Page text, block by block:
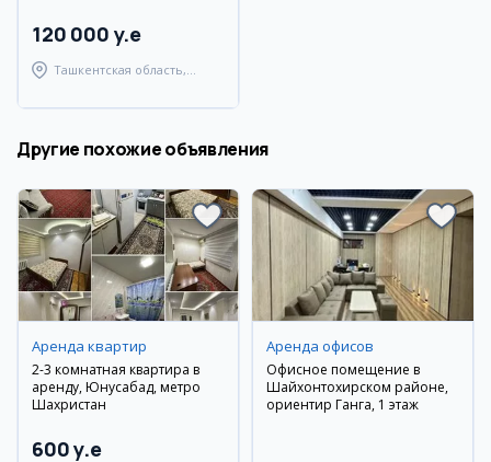
120 000 y.e
Ташкентская область,
Другие похожие объявления
Аренда квартир
2-3 комнатная квартира в
аренду, Юнусабад, метро
Шахристан
600 y.e
Аренда офисов
Офисное помещение в
Шайхонтохирском районе,
ориентир Ганга, 1 этаж